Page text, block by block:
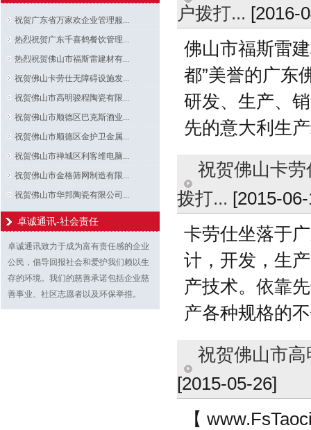
祝贺广东省万家欢企业管理服...
热烈祝贺广东千喜鹤餐饮管理...
热烈祝贺佛山市福斯雷建材有...
祝贺佛山卡劳仕无障碍设施发...
祝贺佛山市高明骏程陶瓷有限...
祝贺佛山市顺德区巴克斯酒业...
祝贺佛山市顺德区金护卫金属...
祝贺佛山市禅城区利客维电脑...
祝贺佛山市金格筛网制造有限...
祝贺佛山市华邦陶瓷有限公司...
卓诚通讯-社会责任
卓诚通讯致力于成为富有责任感的企业
公民，倡导回报社会和爱护我们赖以生
存的环境。我们的慈善承诺包括企业慈
善事业、社区志愿者以及环保举措。
户拨打... [2016-
佛山市福斯雷
都”美誉的广东
研发、生产、
先的意大利生
祝贺佛山卡
拨打... [2015-
卡劳仕坐落于
计，开发，生
产技术。依靠
产各种规格的
祝贺佛山市
[2015-05-26]
【